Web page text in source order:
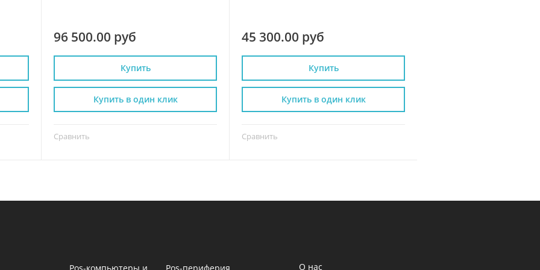
96 500.00 руб
Купить
Сравнить
Купить в один клик
45 300.00 руб
Купить
Сравнить
Купить в один клик
О нас